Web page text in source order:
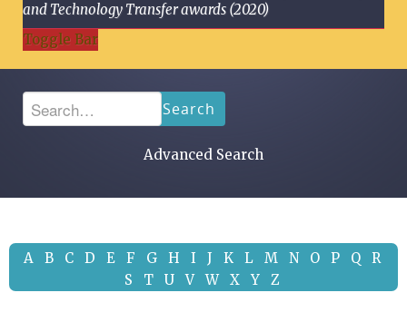
and Technology Transfer awards (2020)
Toggle Bar
Search
Advanced Search
A B C D E F G H I J K L M N O P Q
R
S
T U V W X Y Z